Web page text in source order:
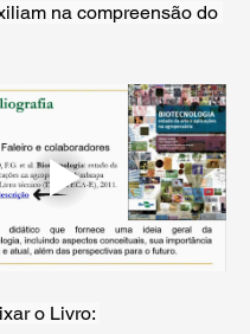
na compreensão do